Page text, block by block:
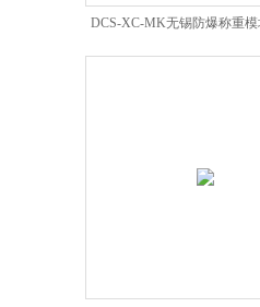
DCS-XC-MK无锡防爆称重
模块